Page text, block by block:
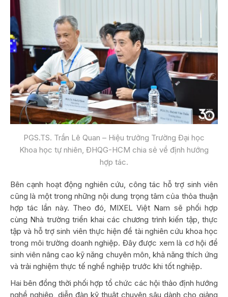
PGS.TS. Trần Lê Quan – Hiệu trưởng Trường Đại học
Khoa học tự nhiên, ĐHQG-HCM chia sẻ về định hướng
hợp tác.
Bên cạnh hoạt động nghiên cứu, công tác hỗ trợ sinh viên
cũng là một trong những nội dung trọng tâm của thỏa thuận
hợp tác lần này. Theo đó, MIXEL Việt Nam sẽ phối hợp
cùng Nhà trường triển khai các chương trình kiến tập, thực
tập và hỗ trợ sinh viên thực hiện đề tài nghiên cứu khoa học
trong môi trường doanh nghiệp. Đây được xem là cơ hội để
sinh viên nâng cao kỹ năng chuyên môn, khả năng thích ứng
và trải nghiệm thực tế nghề nghiệp trước khi tốt nghiệp.
Hai bên đồng thời phối hợp tổ chức các hội thảo định hướng
nghề nghiệp, diễn đàn kỹ thuật chuyên sâu dành cho giảng